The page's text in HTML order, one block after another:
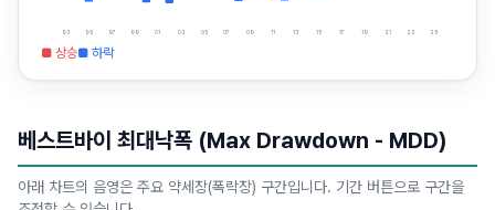
93 95 97 99 01 03 05 07 09 11 13 15 17 19 21 23 25
■ 상승■ 하락
베스트바이 최대낙폭 (Max Drawdown - MDD)
아래 차트의 음영은 주요 약세장(폭락장) 구간입니다. 기간 버튼으로 구간을